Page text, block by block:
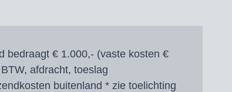
bedraagt € 1.000,- (vaste kosten €
afdracht, toeslag
buitenland * zie toelichting